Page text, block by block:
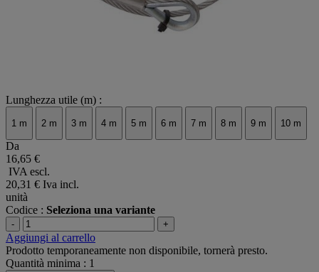
Lunghezza utile (m) :
1 m 2 m 3 m 4 m 5 m 6 m 7 m 8 m 9 m 10 m
Da
16,65 €
IVA escl.
20,31 € Iva incl.
unità
Codice : Seleziona una variante
- +
Aggiungi al carrello
Prodotto temporaneamente non disponibile, tornerà presto.
Quantità minima : 1